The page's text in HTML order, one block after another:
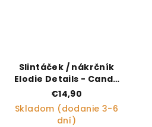
Slintáček / nákrčník
Elodie Details - Candy
Stripes
€14,90
Skladom (dodanie 3-6
dní)